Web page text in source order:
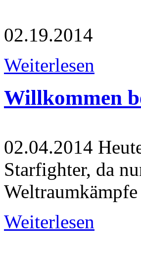
02.19.2014
Weiterlesen
Willkommen
02.04.2014
Starfighter, da
Weiterlesen